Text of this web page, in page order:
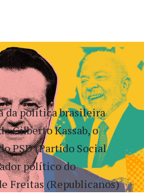
da política brasileira
Gilberto Kassab, o
PSD (Partido Social
político do
Freitas (Republicanos)